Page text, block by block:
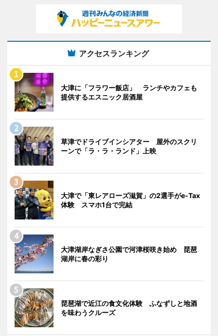
アクセスランキング
大津に「フラワー飯店」 ランチやカフェも
提供するエスニック居酒屋
草津でドライブインシアター 屋外のスクリ
ーンで「ラ・ラ・ランド」上映
大津で「東レアローズ滋賀」の2選手がe-Tax
体験 スマホ1台で完結
大津湖岸なぎさ公園で河津桜咲き始め 琵琶
湖岸に春の彩り
琵琶湖で近江の食文化体験 ふなずしと地酒
を味わうクルーズ